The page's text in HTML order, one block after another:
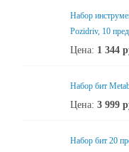
Набор
Pozidriv, 10
Цена: 1 344
Набор бит
Цена: 3 999
Набор бит 20